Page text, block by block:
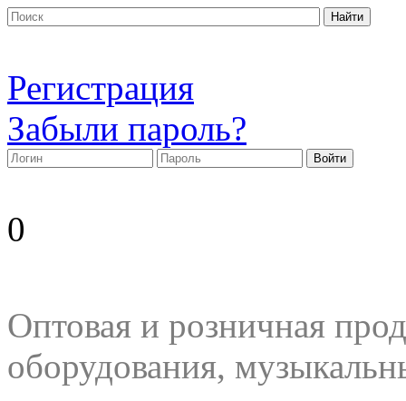
Регистрация
Забыли пароль?
0
Оптовая и розничная
оборудования,